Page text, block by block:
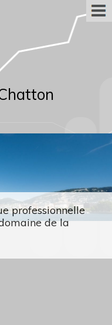
professionnelle
de la